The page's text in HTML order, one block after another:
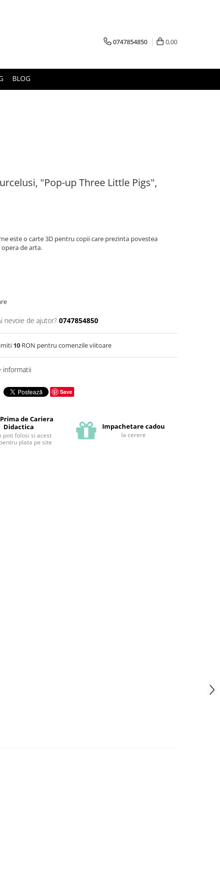
0747854850 0,00
BLOG
"Pop-up Three Little Pigs",
este o carte 3D pentru copii care prezinta povestea
opera de arta.
nevoie de ajutor? 0747854850
10 RON pentru comenzile viitoare
informatii
Save
de Cariera
Didactica
poti folosi si acest
plata pe site
Impachetare cadou
la cerere